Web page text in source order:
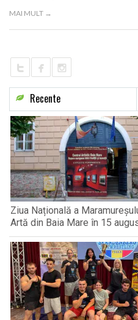
MAI MULT →
Recente
Ziua Națională a
Artă din Baia Mare în 15